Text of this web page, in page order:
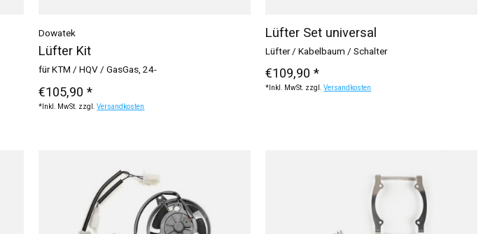
Dowatek
Lüfter Kit
für KTM / HQV / GasGas, 24-
€105,90 *
*Inkl. MwSt. zzgl.Versandkosten
Lüfter Set universal
Lüfter / Kabelbaum / Schalter
€109,90 *
*Inkl. MwSt. zzgl.Versandkosten